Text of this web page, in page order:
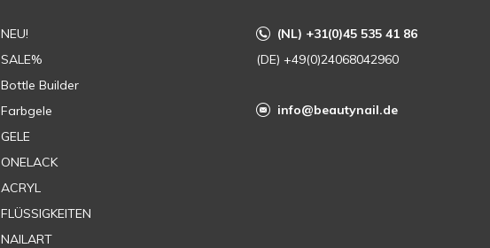
NEU!
SALE%
Bottle Builder
Farbgele
GELE
ONELACK
ACRYL
FLÜSSIGKEITEN
NAILART
(NL) +31(0)45 535 41 86
(DE) +49(0)24068042960
info@beautynail.de